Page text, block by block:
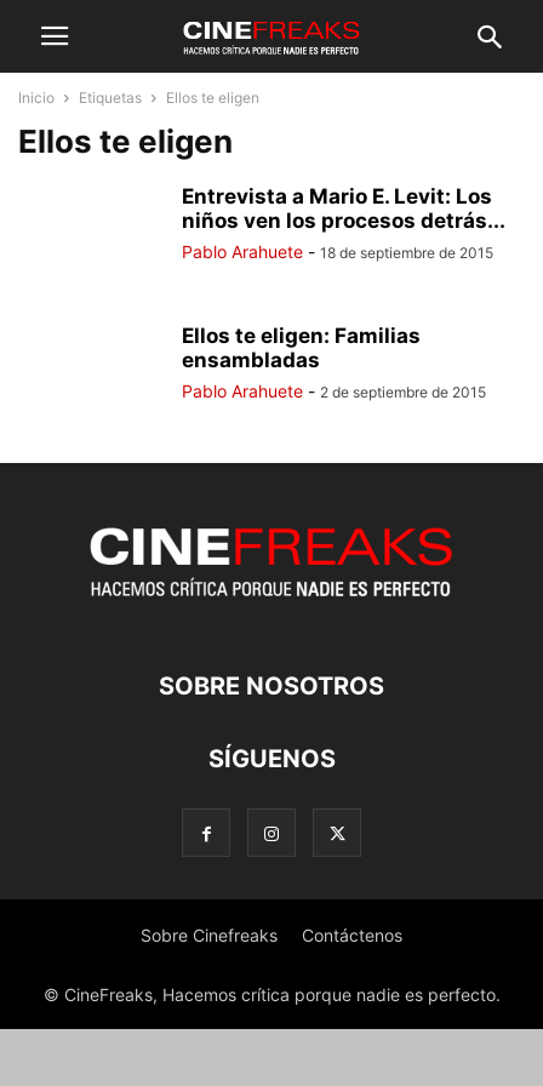
Inicio Etiquetas Ellos te eligen
Ellos te eligen
Entrevista a Mario E. Levit: Los
niños ven los procesos detrás...
Pablo Arahuete - 18 de septiembre de 2015
Ellos te eligen: Familias
ensambladas
Pablo Arahuete - 2 de septiembre de 2015
SOBRE NOSOTROS
SÍGUENOS
Sobre Cinefreaks Contáctenos
© CineFreaks, Hacemos crítica porque nadie es perfecto.